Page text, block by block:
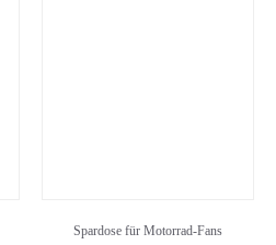
Spardose für Motorrad-Fans